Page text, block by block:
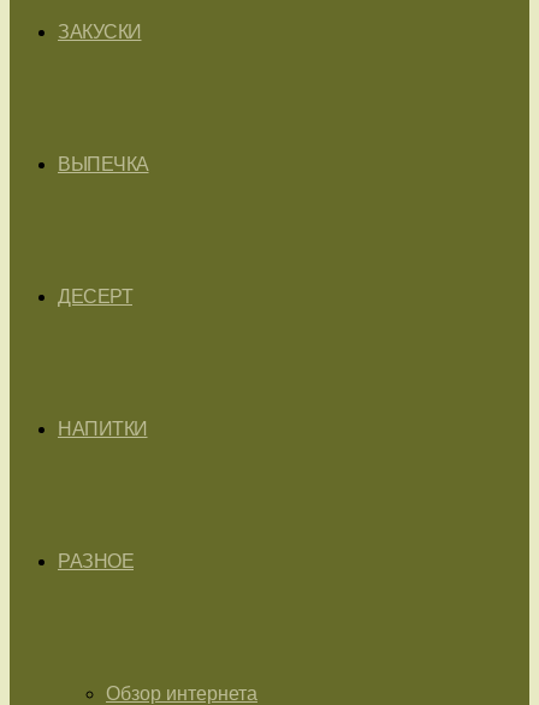
ЗАКУСКИ
ВЫПЕЧКА
ДЕСЕРТ
НАПИТКИ
РАЗНОЕ
Обзор интернета